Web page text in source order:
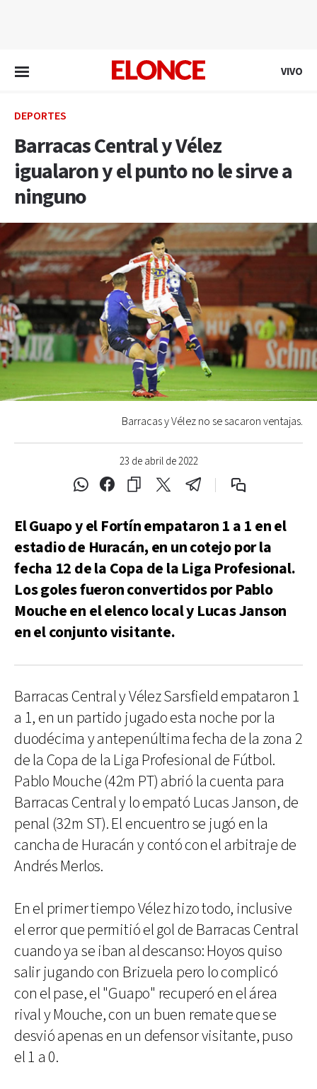
VIVO
DEPORTES
Barracas Central y Vélez
igualaron y el punto no le sirve a
ninguno
23 de abril de 2022
Barracas y Vélez no se sacaron ventajas.
El Guapo y el Fortín empataron 1 a 1 en el
estadio de Huracán, en un cotejo por la
fecha 12 de la Copa de la Liga Profesional.
Los goles fueron convertidos por Pablo
Mouche en el elenco local y Lucas Janson
en el conjunto visitante.
Barracas Central y Vélez Sarsfield empataron 1
a 1, en un partido jugado esta noche por la
duodécima y antepenúltima fecha de la zona 2
de la Copa de la Liga Profesional de Fútbol.
Pablo Mouche (42m PT) abrió la cuenta para
Barracas Central y lo empató Lucas Janson, de
penal (32m ST). El encuentro se jugó en la
cancha de Huracán y contó con el arbitraje de
Andrés Merlos.
En el primer tiempo Vélez hizo todo, inclusive
el error que permitió el gol de Barracas Central
cuando ya se iban al descanso: Hoyos quiso
salir jugando con Brizuela pero lo complicó
con el pase, el "Guapo" recuperó en el área
rival y Mouche, con un buen remate que se
desvió apenas en un defensor visitante, puso
el 1 a 0.